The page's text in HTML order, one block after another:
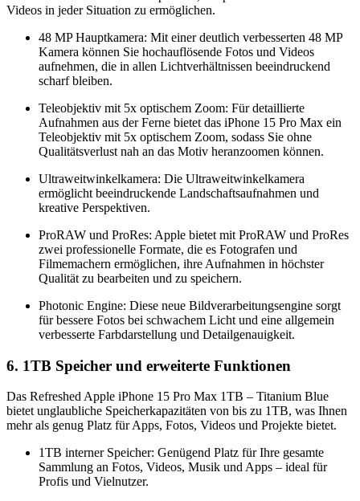
Videos in jeder Situation zu ermöglichen.
48 MP Hauptkamera: Mit einer deutlich verbesserten 48 MP
Kamera können Sie hochauflösende Fotos und Videos
aufnehmen, die in allen Lichtverhältnissen beeindruckend
scharf bleiben.
Teleobjektiv mit 5x optischem Zoom: Für detaillierte
Aufnahmen aus der Ferne bietet das iPhone 15 Pro Max ein
Teleobjektiv mit 5x optischem Zoom, sodass Sie ohne
Qualitätsverlust nah an das Motiv heranzoomen können.
Ultraweitwinkelkamera: Die Ultraweitwinkelkamera
ermöglicht beeindruckende Landschaftsaufnahmen und
kreative Perspektiven.
ProRAW und ProRes: Apple bietet mit ProRAW und ProRes
zwei professionelle Formate, die es Fotografen und
Filmemachern ermöglichen, ihre Aufnahmen in höchster
Qualität zu bearbeiten und zu speichern.
Photonic Engine: Diese neue Bildverarbeitungsengine sorgt
für bessere Fotos bei schwachem Licht und eine allgemein
verbesserte Farbdarstellung und Detailgenauigkeit.
6. 1TB Speicher und erweiterte Funktionen
Das Refreshed Apple iPhone 15 Pro Max 1TB – Titanium Blue
bietet unglaubliche Speicherkapazitäten von bis zu 1TB, was Ihnen
mehr als genug Platz für Apps, Fotos, Videos und Projekte bietet.
1TB interner Speicher: Genügend Platz für Ihre gesamte
Sammlung an Fotos, Videos, Musik und Apps – ideal für
Profis und Vielnutzer.